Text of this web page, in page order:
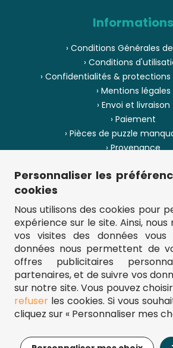
Informations
› Conditions Générales
› Conditions
› Confidentialités & protections
› Mentions légales
› Envoi et livraison
› Paiement
› Pièces de puzzle
› Provenance
› Plan du site
** Frais d'envoi = 6,95 € (France) /
fou-de-puzzle.com : le site référence pour
qualité à bon prix.
© Fou-de-puzzle.com 2011
Personnaliser les
cookies
Nous utilisons des cookies pour
expérience sur le site. Ainsi,
vos visites des données vous
données nous permettent de
offres publicitaires
partenaires, et de suivre vos
sur notre site. Vous pouvez
refuserles cookies. Si vous
cliquez sur « Personnaliser mes